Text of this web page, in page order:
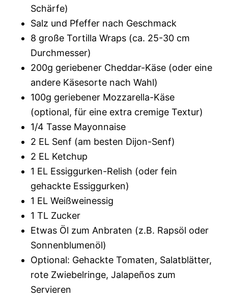
Schärfe)
Salz und Pfeffer nach Geschmack
8 große Tortilla Wraps (ca. 25-30 cm
Durchmesser)
200g geriebener Cheddar-Käse (oder eine
andere Käsesorte nach Wahl)
100g geriebener Mozzarella-Käse
(optional, für eine extra cremige Textur)
1/4 Tasse Mayonnaise
2 EL Senf (am besten Dijon-Senf)
2 EL Ketchup
1 EL Essiggurken-Relish (oder fein
gehackte Essiggurken)
1 EL Weißweinessig
1 TL Zucker
Etwas Öl zum Anbraten (z.B. Rapsöl oder
Sonnenblumenöl)
Optional: Gehackte Tomaten, Salatblätter,
rote Zwiebelringe, Jalapeños zum
Servieren